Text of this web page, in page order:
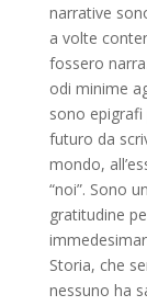
narrative
a volte
fossero
odi minime
sono epigrafi
futuro da
mondo,
“noi”. Sono
gratitudine
Storia, che
nessuno ha